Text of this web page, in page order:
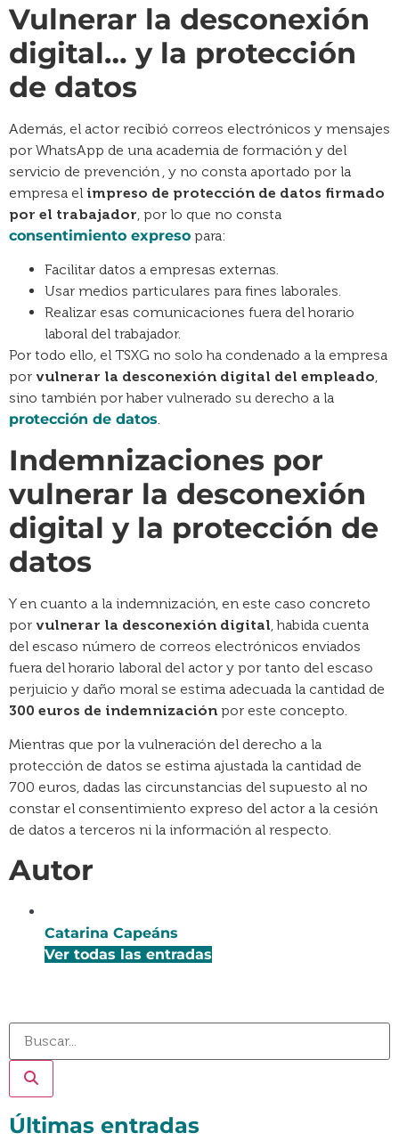
Vulnerar la desconexión
digital… y la protección
de datos
Además, el actor recibió correos electrónicos y mensajes
por WhatsApp de una academia de formación y del
servicio de prevención , y no consta aportado por la
empresa el impreso de protección de datos firmado
por el trabajador , por lo que no consta
consentimiento expreso para:
Facilitar datos a empresas externas.
Usar medios particulares para fines laborales.
Realizar esas comunicaciones fuera del horario
laboral del trabajador.
Por todo ello, el TSXG no solo ha condenado a la empresa
por vulnerar la desconexión digital del empleado,
sino también por haber vulnerado su derecho a la
protección de datos.
Indemnizaciones por
vulnerar la desconexión
digital y la protección de
datos
Y en cuanto a la indemnización, en este caso concreto
por vulnerar la desconexión digital , habida cuenta
del escaso número de correos electrónicos enviados
fuera del horario laboral del actor y por tanto del escaso
perjuicio y daño moral se estima adecuada la cantidad de
300 euros de indemnización por este concepto.
Mientras que por la vulneración del derecho a la
protección de datos se estima ajustada la cantidad de
700 euros, dadas las circunstancias del supuesto al no
constar el consentimiento expreso del actor a la cesión
de datos a terceros ni la información al respecto.
Autor
Catarina Capeáns
Ver todas las entradas
Últimas entradas